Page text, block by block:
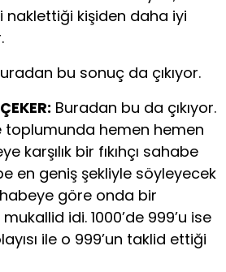
naklettiği kişiden daha iyi
bu sonuç da çıkıyor.
Buradan bu da çıkıyor.
toplumunda hemen hemen
karşılık bir fıkıhçı sahabe
en geniş şekliyle söyleyecek
göre onda bir
idi. 1000’de 999’u ise
ile o 999’un taklid ettiği